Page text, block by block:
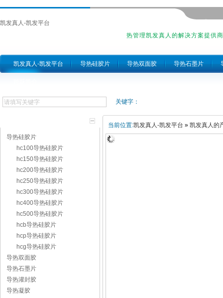
凯发真人-凯发平台
热管理凯发真人的解决方案提供商
凯发真人-凯发平台 导热硅胶片 导热双面胶 导热石墨片
关键字：
导热硅胶片
hc100导热硅胶片
hc150导热硅胶片
hc200导热硅胶片
hc250导热硅胶片
hc300导热硅胶片
hc400导热硅胶片
hc500导热硅胶片
hcb导热硅胶片
hcp导热硅胶片
hcg导热硅胶片
导热双面胶
导热石墨片
导热灌封胶
导热凝胶
当前位置:凯发真人-凯发平台 » 凯发真人的